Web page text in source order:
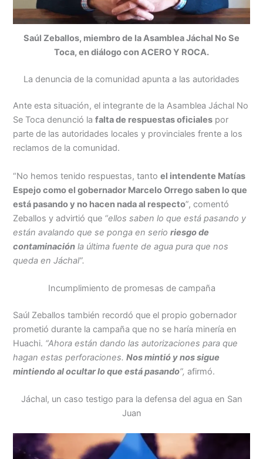
Saúl Zeballos, miembro de la Asamblea Jáchal No Se
Toca, en diálogo con ACERO Y ROCA.
La denuncia de la comunidad apunta a las autoridades
Ante esta situación, el integrante de la Asamblea Jáchal No
Se Toca denunció lafalta de respuestas oficiales por
parte de las autoridades locales y provinciales frente a los
reclamos de la comunidad.
“No hemos tenido respuestas, tantoel intendente Matías
Espejo como el gobernador Marcelo Orrego saben lo que
está pasando y no hacen nada al respecto”, comentó
Zeballos y advirtió que “ellos saben lo que está pasando y
están avalando que se ponga en serioriesgo de
contaminación la última fuente de agua pura que nos
queda en Jáchal”.
Incumplimiento de promesas de campaña
Saúl Zeballos también recordó que el propio gobernador
prometió durante la campaña que no se haría minería en
Huachi. “Ahora están dando las autorizaciones para que
hagan estas perforaciones.Nos mintió y nos sigue
mintiendo al ocultar lo que está pasando”, afirmó.
Jáchal, un caso testigo para la defensa del agua en San
Juan